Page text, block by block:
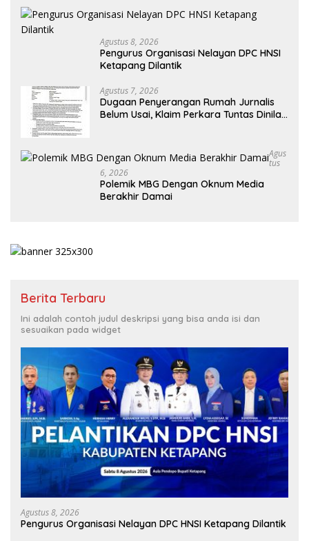
Agustus 8, 2026
Pengurus Organisasi Nelayan DPC HNSI
Ketapang Dilantik
Agustus 7, 2026
Dugaan Penyerangan Rumah Jurnalis
Belum Usai, Klaim Perkara Tuntas Dinilai
Agus
Tus
6, 2026
Polemik MBG Dengan Oknum Media
Berakhir Damai
Berita Terbaru
Ini adalah contoh judul deskripsi yang bisa anda isi dan
sesuaikan pada widget
Agustus 8, 2026
Pengurus Organisasi Nelayan DPC HNSI Ketapang Dilantik